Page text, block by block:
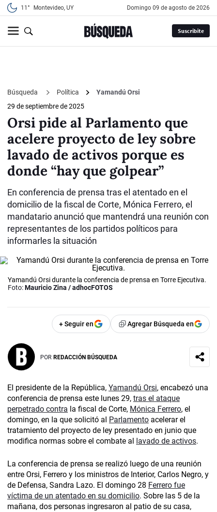
11° Montevideo, UY domingo 09 de agosto de 2026
Suscribite
Búsqueda Política
Yamandú Orsi
29 de septiembre de 2025
Orsi pide al Parlamento que
acelere proyecto de ley sobre
lavado de activos porque es
donde “hay que golpear”
En conferencia de prensa tras el atentado en el
domicilio de la fiscal de Corte, Mónica Ferrero, el
mandatario anunció que mantendrá una reunión con
representantes de los partidos políticos para
informarles la situación
Yamandú Orsi durante la conferencia de prensa en Torre Ejecutiva.
Foto:Mauricio Zina / adhocFOTOS
+ Seguir en Agregar Búsqueda en
POR REDACCIÓN BÚSQUEDA
El presidente de la República, Yamandú Orsi, encabezó una
conferencia de prensa este lunes 29, tras el ataque
perpetrado contra la fiscal de Corte, Mónica Ferrero, el
domingo, en la que solicitó al Parlamento acelerar el
tratamiento del proyecto de ley presentado en junio que
modifica normas sobre el combate al lavado de activos.
La conferencia de prensa se realizó luego de una reunión
entre Orsi, Ferrero y los ministros de Interior, Carlos Negro, y
de Defensa, Sandra Lazo. El domingo 28 Ferrero fue
víctima de un atentado en su domicilio. Sobre las 5 de la
mañana, dos personas ingresaron al patio de su casa,